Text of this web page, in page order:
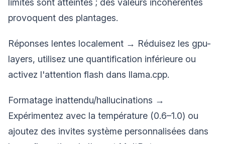
limites sont atteintes ; des valeurs incohérentes
provoquent des plantages.
Réponses lentes localement → Réduisez les gpu-
layers, utilisez une quantification inférieure ou
activez l'attention flash dans llama.cpp.
Formatage inattendu/hallucinations →
Expérimentez avec la température (0.6–1.0) ou
ajoutez des invites système personnalisées dans